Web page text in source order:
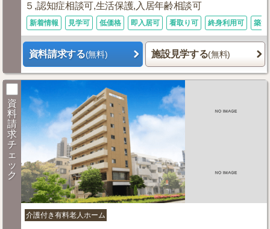
５,認知症相談可,生活保護,入居年齢相談可
新着情報 見学可 低価格 即入居可 看取り可 終身利用可 築浅
資料請求する(無料) 施設見学する(無料)
資
料
請
求
チ
ェ
ッ
ク
介護付き有料老人ホーム